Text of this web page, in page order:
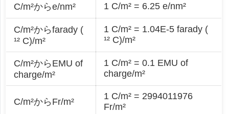
C/m²からe/nm² 1 C/m² = 6.25 e/nm²
C/m²からfarady (
¹² C)/m²
1 C/m² = 1.04E-5 farady (
¹² C)/m²
C/m²からEMU of
charge/m²
1 C/m² = 0.1 EMU of
charge/m²
C/m²からFr/m²
1 C/m² = 2994011976
Fr/m²